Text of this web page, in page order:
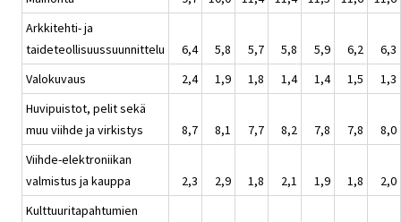
Arkkitehti- ja
taideteollisuussuunnittelu
6,4 5,8 5,7 5,8 5,9 6,2
6,3
Valokuvaus
2,4 1,9 1,8 1,4 1,4 1,5
1,3
Huvipuistot, pelit sekä
muu viihde ja virkistys
8,7 8,1 7,7 8,2 7,8 7,8
8,0
Viihde-elektroniikan
valmistus ja kauppa
2,3 2,9 1,8 2,1 1,9 1,8
2,0
Kulttuuritapahtumien